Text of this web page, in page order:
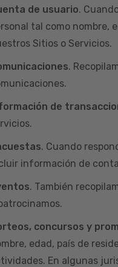
de usuario.
tal como nombre,
Sitios o Servicios.
.
de
. Cuando
información de
. También
concursos y
edad, país de
En algunas